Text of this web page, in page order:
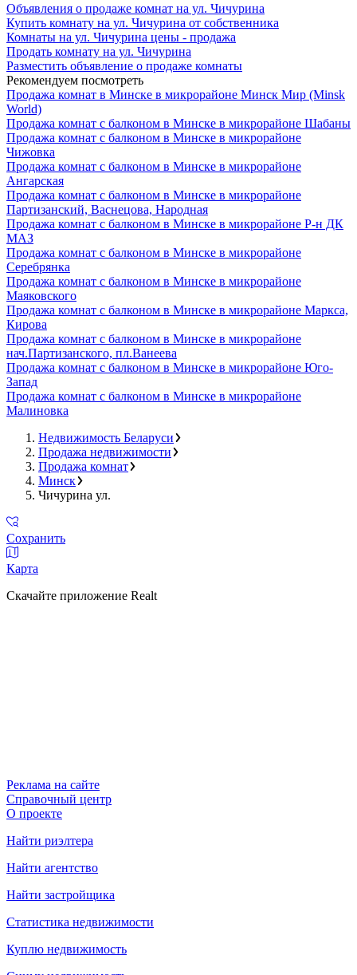
Объявления о продаже комнат на ул. Чичурина
Купить комнату на ул. Чичурина от собственника
Комнаты на ул. Чичурина цены - продажа
Продать комнату на ул. Чичурина
Разместить объявление о продаже комнаты
Рекомендуем посмотреть
Продажа комнат в Минске в микрорайоне Минск Мир (Minsk
World)
Продажа комнат с балконом в Минске в микрорайоне Шабаны
Продажа комнат с балконом в Минске в микрорайоне
Чижовка
Продажа комнат с балконом в Минске в микрорайоне
Ангарская
Продажа комнат с балконом в Минске в микрорайоне
Партизанский, Васнецова, Народная
Продажа комнат с балконом в Минске в микрорайоне Р-н ДК
МАЗ
Продажа комнат с балконом в Минске в микрорайоне
Серебрянка
Продажа комнат с балконом в Минске в микрорайоне
Маяковского
Продажа комнат с балконом в Минске в микрорайоне Маркса,
Кирова
Продажа комнат с балконом в Минске в микрорайоне
нач.Партизанского, пл.Ванеева
Продажа комнат с балконом в Минске в микрорайоне Юго-
Запад
Продажа комнат с балконом в Минске в микрорайоне
Малиновка
Недвижимость Беларуси
Продажа недвижимости
Продажа комнат
Минск
Чичурина ул.
Сохранить
Карта
Скачайте приложение Realt
Реклама на сайте
Справочный центр
О проекте
Найти риэлтера
Найти агентство
Найти застройщика
Статистика недвижимости
Куплю недвижимость